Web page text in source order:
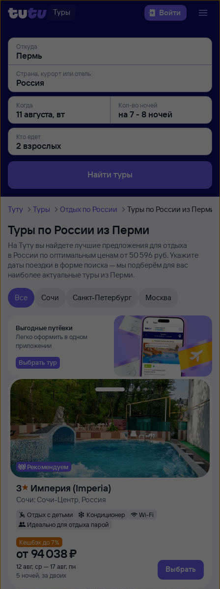
Туры Войти
Откуда
Страна, курорт или отель
Когда Кол-во ночей
Кто едет
Найти туры
Туту Туры Отдых по России Туры по России из Перми
Туры по России из Перми
На Туту вы найдете лучшие предложения для отдыха
в России по оптимальным ценам от 50 ⁠596 руб. Укажите
даты поездки в форме поиска — мы подберём для вас
наиболее актуальные туры из Перми.
Все Сочи Санкт-Петербург Москва
Выгодные путёвки
Легко оформить в одном
приложении
Выбрать тур
Рекомендуем
3 Империя (Imperia)
Сочи: Сочи-Центр, Россия
Отдых с детьми Кондиционер
Wi-Fi
Идеально для отдыха парой
Кешбэк до 7%
от 94 ⁠038 ⁠₽
12 авг, ср — 17 авг, пн
5 ночей, за двоих
Выбрать